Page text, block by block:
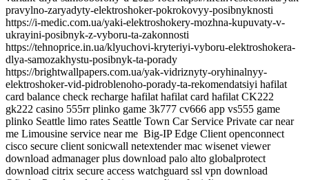
Big-IP Edge Client openconnect
cisco secure client sonicwall netextender mac wisenet viewer
download admanager plus download palo alto globalprotect
download citrix secure access watchguard ssl vpn download